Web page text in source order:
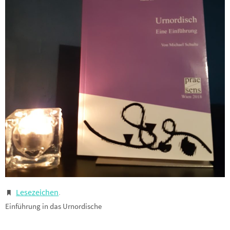
Lesezeichen.
Einführung in das Urnordische